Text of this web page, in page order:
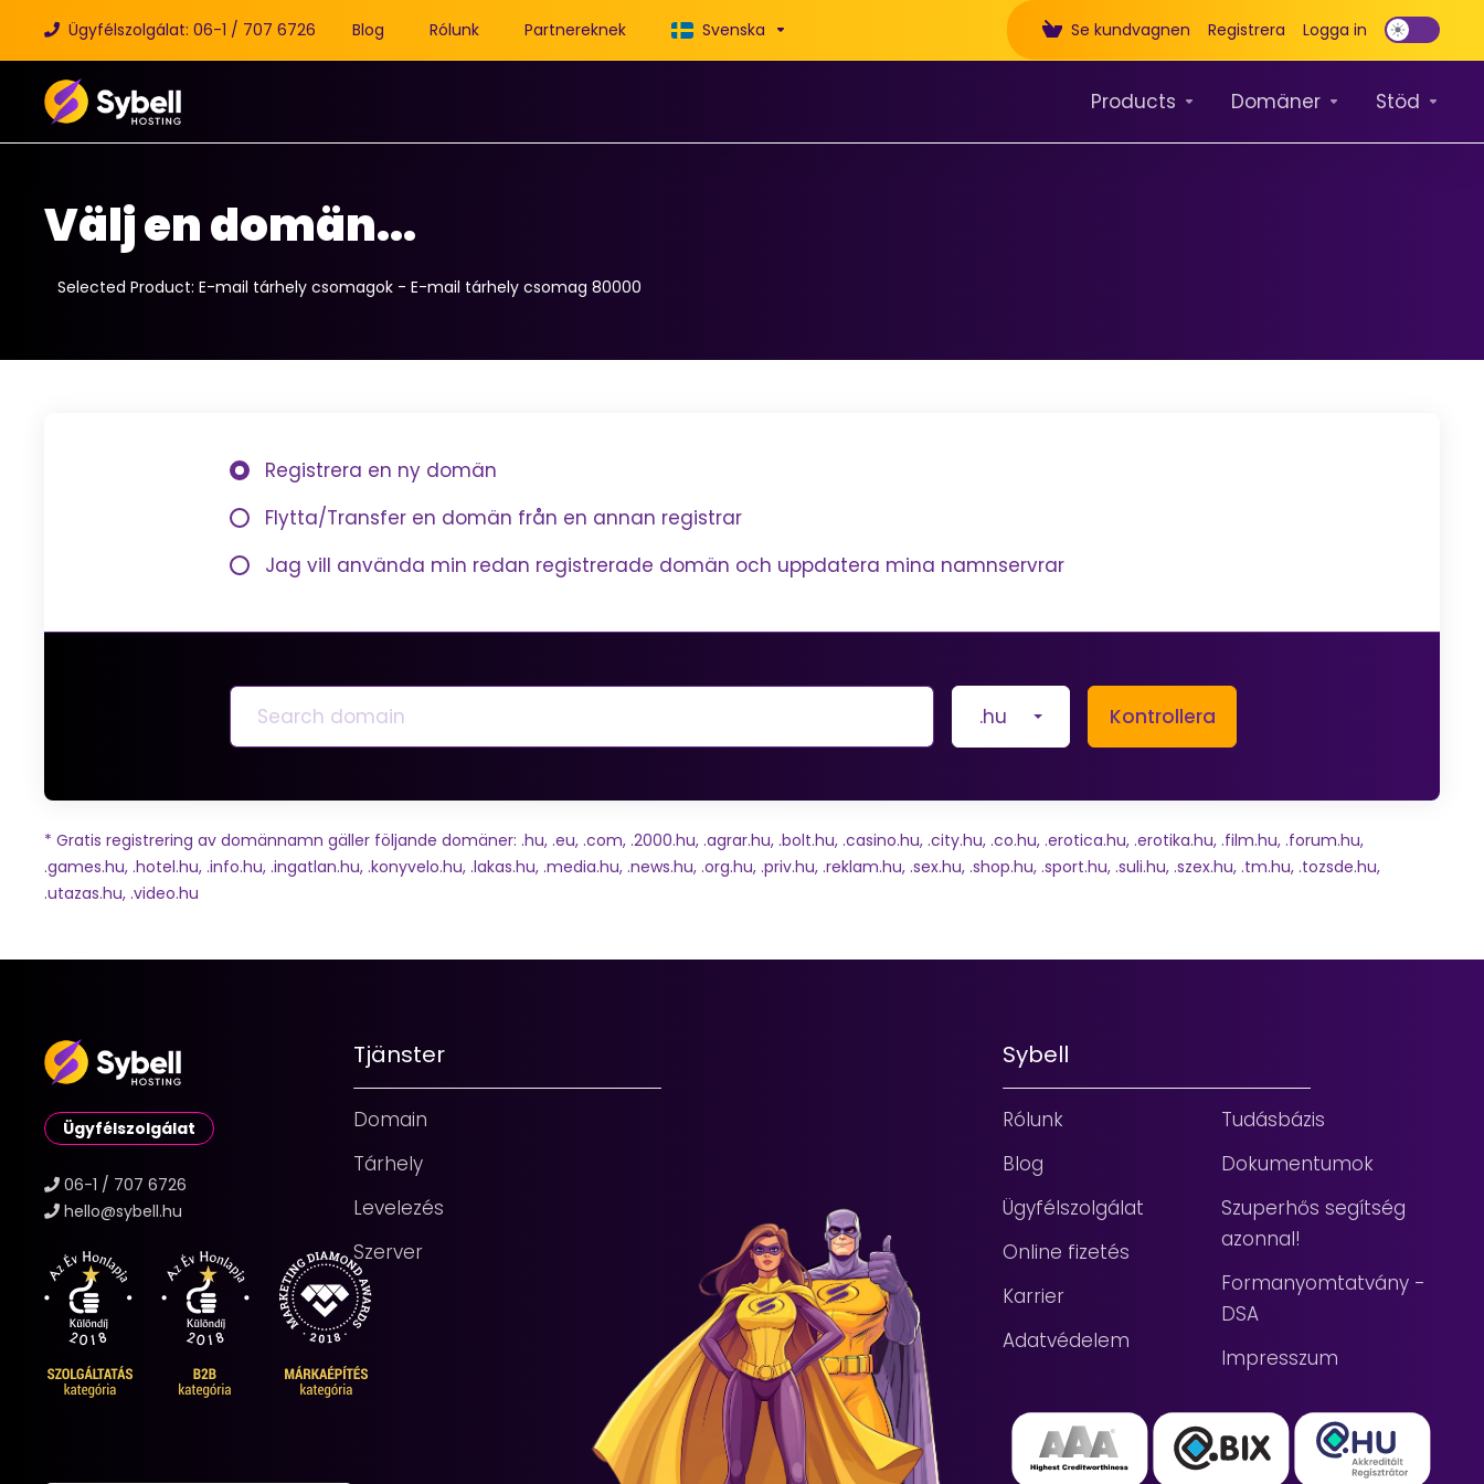
Ügyfélszolgálat: 06-1 / 707 6726 Blog Rólunk Partnereknek Svenska Se kundvagnen Registrera Logga in
Products Domäner Stöd
Välj en domän...
Selected Product: E-mail tárhely csomagok - E-mail tárhely csomag 80000
Registrera en ny domän
Flytta/Transfer en domän från en annan registrar
Jag vill använda min redan registrerade domän och uppdatera mina namnservrar
.hu Kontrollera
* Gratis registrering av domännamn gäller följande domäner: .hu, .eu, .com, .2000.hu, .agrar.hu, .bolt.hu, .casino.hu, .city.hu, .co.hu, .erotica.hu, .erotika.hu, .film.hu, .forum.hu,
.games.hu, .hotel.hu, .info.hu, .ingatlan.hu, .konyvelo.hu, .lakas.hu, .media.hu, .news.hu, .org.hu, .priv.hu, .reklam.hu, .sex.hu, .shop.hu, .sport.hu, .suli.hu, .szex.hu, .tm.hu, .tozsde.hu,
.utazas.hu, .video.hu
Ügyfélszolgálat
06-1 / 707 6726
hello@sybell.hu
Tjänster
Domain
Tárhely
Levelezés
Szerver
Sybell
Rólunk
Blog
Ügyfélszolgálat
Online fizetés
Karrier
Adatvédelem
Tudásbázis
Dokumentumok
Szuperhős segítség
azonnal!
Formanyomtatvány -
DSA
Impresszum